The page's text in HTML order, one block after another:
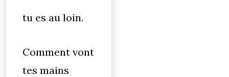
tu es au loin.
Comment vont
tes mains